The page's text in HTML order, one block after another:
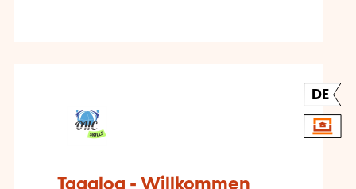
DE
Tagalog - Willkommen